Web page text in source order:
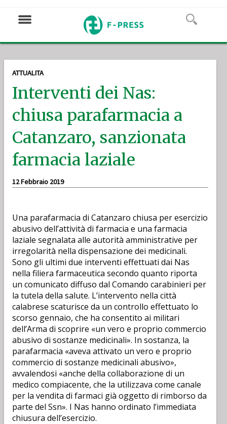
ATTUALITA
Interventi dei Nas:
chiusa parafarmacia a
Catanzaro, sanzionata
farmacia laziale
12 Febbraio 2019
Una parafarmacia di Catanzaro chiusa per esercizio
abusivo dell’attività di farmacia e una farmacia
laziale segnalata alle autorità amministrative per
irregolarità nella dispensazione dei medicinali.
Sono gli ultimi due interventi effettuati dai Nas
nella filiera farmaceutica secondo quanto riporta
un comunicato diffuso dal Comando carabinieri per
la tutela della salute. L’intervento nella città
calabrese scaturisce da un controllo effettuato lo
scorso gennaio, che ha consentito ai militari
dell’Arma di scoprire «un vero e proprio commercio
abusivo di sostanze medicinali». In sostanza, la
parafarmacia «aveva attivato un vero e proprio
commercio di sostanze medicinali abusivo»,
avvalendosi «anche della collaborazione di un
medico compiacente, che la utilizzava come canale
per la vendita di farmaci già oggetto di rimborso da
parte del Ssn». I Nas hanno ordinato l’immediata
chiusura dell’esercizio.